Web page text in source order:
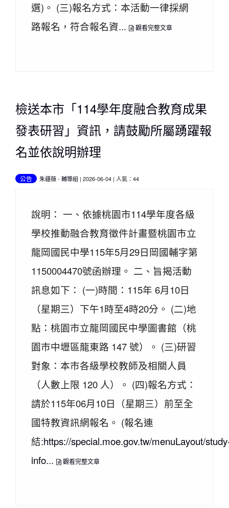
選)。 (三)報名方式：本活動一律採網
路報名，符合報名資...
觀看完整文章
檢送本市「114學年度融合教育成果
發表研習」資訊，請鼓勵所屬踴躍報
名並依說明辦理
公告 朱疆薇- 輔導組 | 2026-06-04 | 人氣：44
說明： 一、依據桃園市114學年度各級
學校推動融合教育徵件計畫暨桃園市立
龍岡國民中學115年5月29日岡國輔字第
1150004470號函辦理。 二、旨揭活動
訊息如下： (一)時間：115年 6月10日
（星期三）下午1時至4時20分。 (二)地
點：桃園市立龍岡國民中學圖書館（桃
園市中壢區龍東路 147 號）。 (三)研習
對象：本市各級學校教師及相關人員
（人數上限 120 人）。 (四)報名方式：
請於115年06月10日（星期三）前至全
國特教資訊網報名。 (報名連
結:https://special.moe.gov.tw/menuLayout/
info... 觀看完整文章